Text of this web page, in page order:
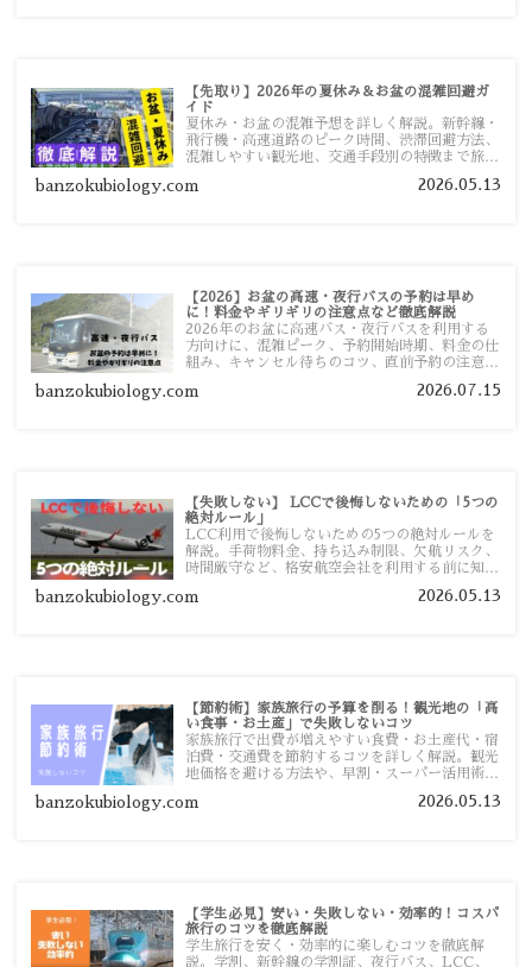
【先取り】2026年の夏休み＆お盆の混雑回避ガ
イド
夏休み・お盆の混雑予想を詳しく解説。新幹線・
飛行機・高速道路のピーク時間、渋滞回避方法、
混雑しやすい観光地、交通手段別の特徴まで旅行
banzokubiology.com 2026.05.13
【2026】お盆の高速・夜行バスの予約は早め
に！料金やギリギリの注意点など徹底解説
2026年のお盆に高速バス・夜行バスを利用する
方向けに、混雑ピーク、予約開始時期、料金の仕
組み、キャンセル待ちのコツ、直前予約の注意点
banzokubiology.com 2026.07.15
【失敗しない】 LCCで後悔しないための「5つの
絶対ルール」
LCC利用で後悔しないための5つの絶対ルールを
解説。手荷物料金、持ち込み制限、欠航リスク、
時間厳守など、格安航空会社を利用する前に知っ
す。
banzokubiology.com 2026.05.13
【節約術】家族旅行の予算を削る！観光地の「高
い食事・お土産」で失敗しないコツ
家族旅行で出費が増えやすい食費・お土産代・宿
泊費・交通費を節約するコツを詳しく解説。観光
地価格を避ける方法や、早割・スーパー活用術、
banzokubiology.com 2026.05.13
【学生必見】安い・失敗しない・効率的！コスパ
旅行のコツを徹底解説
学生旅行を安く・効率的に楽しむコツを徹底解
説。学割、新幹線の学割証、夜行バス、LCC、